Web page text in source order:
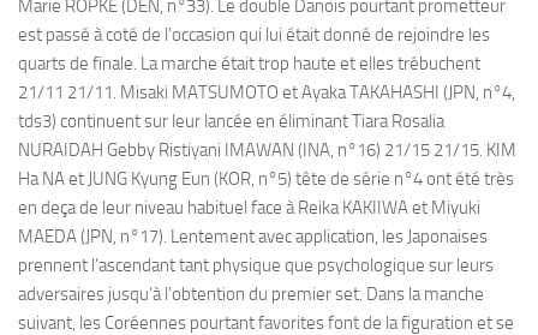
Marie ROPKE (DEN, n°33). Le double Danois pourtant prometteur
est passé à coté de l’occasion qui lui était donné de rejoindre les
quarts de finale. La marche était trop haute et elles trébuchent
21/11 21/11. Misaki MATSUMOTO et Ayaka TAKAHASHI (JPN, n°4,
tds3) continuent sur leur lancée en éliminant Tiara Rosalia
NURAIDAH Gebby Ristiyani IMAWAN (INA, n°16) 21/15 21/15. KIM
Ha NA et JUNG Kyung Eun (KOR, n°5) tête de série n°4 ont été très
en deça de leur niveau habituel face à Reika KAKIIWA et Miyuki
MAEDA (JPN, n°17). Lentement avec application, les Japonaises
prennent l’ascendant tant physique que psychologique sur leurs
adversaires jusqu’à l’obtention du premier set. Dans la manche
suivant, les Coréennes pourtant favorites font de la figuration et se